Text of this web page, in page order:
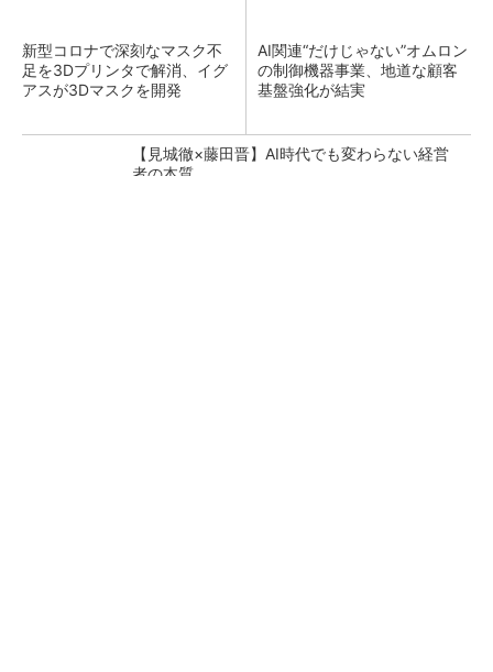
新型コロナで深刻なマスク不
足を3Dプリンタで解消、イグ
アスが3Dマスクを開発
AI関連“だけじゃない”オムロン
の制御機器事業、地道な顧客
基盤強化が結実
【見城徹×藤田晋】AI時代でも変わらない経営
者の本質